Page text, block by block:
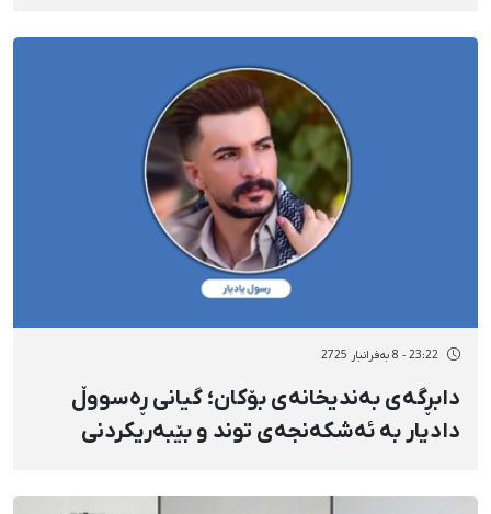
23:22 - 8 بەفرانبار 2725
دابڕگەی بەندیخانەی بۆکان؛ گیانی ڕەسووڵ
دادیار بە ئەشکەنجەی توند و بێبەریکردنی